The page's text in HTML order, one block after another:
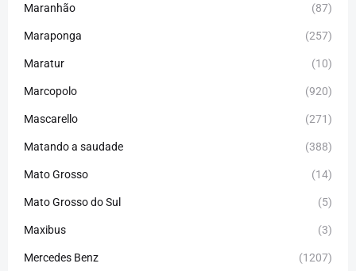
Maranhão (87)
Maraponga (257)
Maratur (10)
Marcopolo (920)
Mascarello (271)
Matando a saudade (388)
Mato Grosso (14)
Mato Grosso do Sul (5)
Maxibus (3)
Mercedes Benz (1207)